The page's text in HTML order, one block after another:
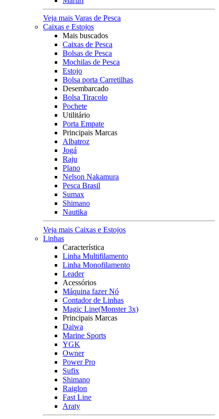
Veja mais Varas de Pesca
Caixas e Estojos
Mais buscados
Caixas de Pesca
Bolsas de Pesca
Mochilas de Pesca
Estojo
Bolsa porta Carretilhas
Desembarcado
Bolsa Tiracolo
Pochete
Utilitário
Porta Empate
Principais Marcas
Albatroz
Jogá
Raju
Plano
Nelson Nakamura
Pesca Brasil
Sumax
Shimano
Nautika
Veja mais Caixas e Estojos
Linhas
Característica
Linha Multifilamento
Linha Monofilamento
Leader
Acessórios
Máquina fazer Nó
Contador de Linhas
Magic Line(Monster 3x)
Principais Marcas
Daiwa
Marine Sports
YGK
Owner
Power Pro
Sufix
Shimano
Raiglon
Fast Line
Araty